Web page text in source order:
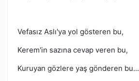
Vefasız Aslı'ya yol gösteren bu,
Kerem'in sazına cevap veren bu,
Kuruyan gözlere yaş gönderen bu...